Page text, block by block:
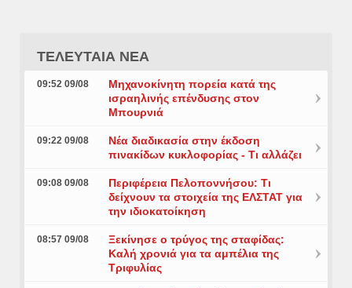
ΤΕΛΕΥΤΑΙΑ ΝΕΑ
09:52 09/08
Μηχανοκίνητη πορεία κατά της
ισραηλινής επένδυσης στον
Μπουρνιά
09:22 09/08
Νέα διαδικασία στην έκδοση
πινακίδων κυκλοφορίας - Τι αλλάζει
09:08 09/08
Περιφέρεια Πελοποννήσου: Τι
δείχνουν τα στοιχεία της ΕΛΣΤΑΤ για
την ιδιοκατοίκηση
08:57 09/08
Ξεκίνησε ο τρύγος της σταφίδας:
Καλή χρονιά για τα αμπέλια της
Τριφυλίας